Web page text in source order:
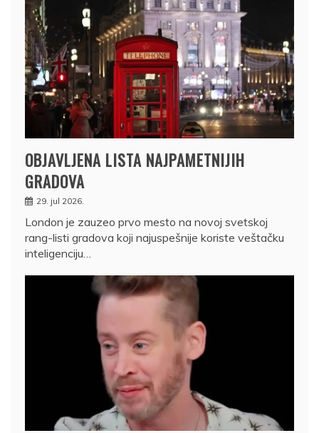
OBJAVLJENA LISTA NAJPAMETNIJIH
GRADOVA
29. jul 2026.
London je zauzeo prvo mesto na novoj svetskoj
rang-listi gradova koji najuspešnije koriste veštačku
inteligenciju…